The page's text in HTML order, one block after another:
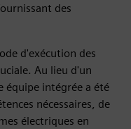
des
d'exécution des
Au lieu d'un
intégrée a été
nécessaires, de
électriques en